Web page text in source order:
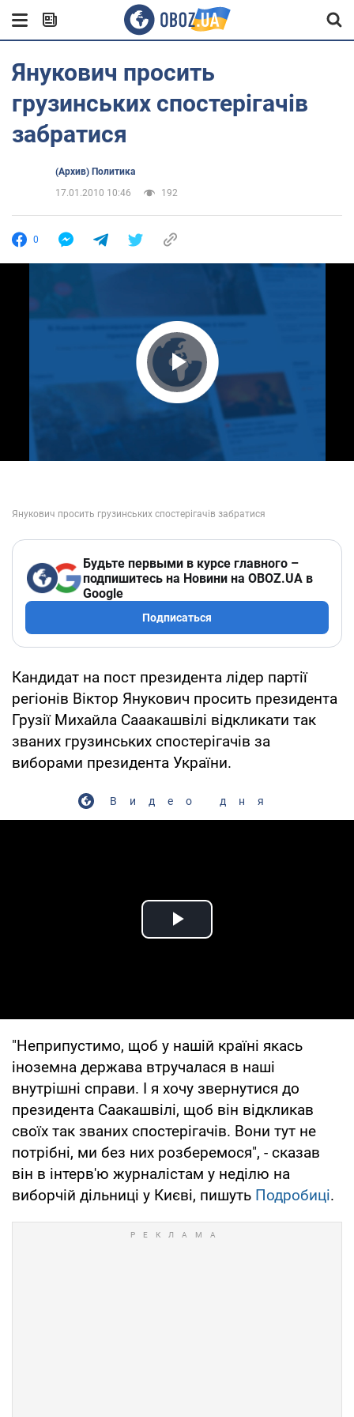
Янукович просить
грузинських спостерігачів
забратися
(Архив) Политика
17.01.2010 10:46
192
0
Play Video
Будьте первыми в курсе главного –
подпишитесь на Новини на OBOZ.UA в
Google
Подписаться
Кандидат на пост президента лідер партії
регіонів Віктор Янукович просить президента
Грузії Михайла Сааакашвілі відкликати так
званих грузинських спостерігачів за
виборами президента України.
Видео дня
Play Video
"Неприпустимо, щоб у нашій країні якась
іноземна держава втручалася в наші
внутрішні справи. І я хочу звернутися до
президента Саакашвілі, щоб він відкликав
своїх так званих спостерігачів. Вони тут не
потрібні, ми без них розберемося", - сказав
він в інтерв'ю журналістам у неділю на
виборчій дільниці у Києві, пишуть Подробиці.